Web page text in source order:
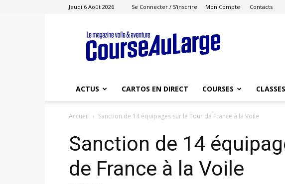
Jeudi 6 Août 2026 Se Connecter / S'inscrire Mon Compte Contacts
Course
au
Large
ACTUS CARTOS EN DIRECT COURSES CLASSES
Accueil Sanction de 14 équipages sur le Tour de France à la Voile
Sanction de 14
de France à la Voile